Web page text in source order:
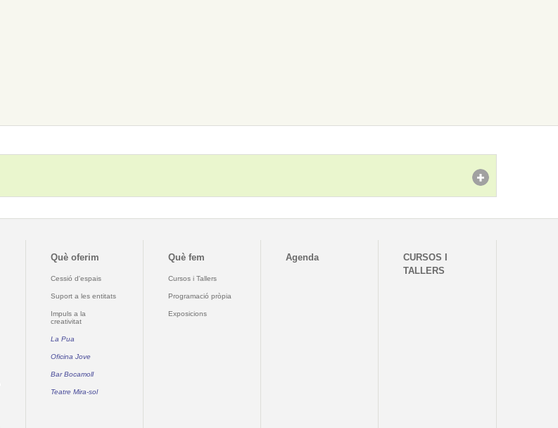
Què oferim
Cessió d'espais
Suport a les entitats
Impuls a la
creativitat
La Pua
Oficina Jove
Bar Bocamoll
Teatre Mira-sol
Què fem
Cursos i Tallers
Programació pròpia
Exposicions
Agenda
CURSOS I
TALLERS